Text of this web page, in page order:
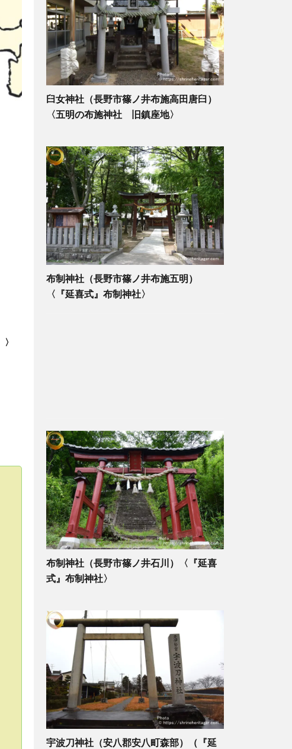
〉
臼女神社（長野市篠ノ井布施高田唐臼）
〈五明の布施神社 旧鎮座地〉
布制神社（長野市篠ノ井布施五明）
〈『延喜式』布制神社〉
布制神社（長野市篠ノ井石川）〈『延喜
式』布制神社〉
宇波刀神社（安八郡安八町森部）（『延